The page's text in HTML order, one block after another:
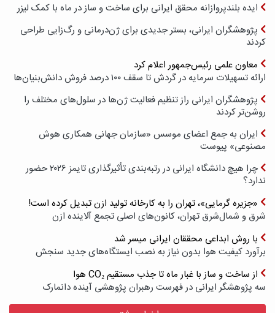
ایده بلندپروازانه محقق ایرانی برای ساخت و ساز در ماه با کمک لیزر
پژوهشگران ایرانی، بستر جدیدی برای ژن‌درمانی و رگ‌زایی طراحی
کردند
معاون علمی رئیس‌جمهور اعلام کرد
ارائه تسهیلات سرمایه در گردش تا سقف ۱۰۰ درصد فروش دانش‌بنیان‌ها
پژوهشگران ایرانی راز تنظیم فعالیت ژن‌ها در سلول‌های مختلف را
روشن‌تر کردند
ایران به جمع اعضای موسس «سازمان جهانی همکاری هوش
مصنوعی» پیوست
چرا هیچ دانشگاه ایرانی در رتبه‌بندی تأثیرگذاری تایمز ۲۰۲۶ حضور
ندارد؟
«جزیره گرمایی»، تهران را به کارخانه تولید ازن تبدیل کرده است!
شرق و شمال‌شرق تهران، کانون‌های اصلی تجمع آلاینده ازن
با روش ابداعی محققان ایرانی میسر شد
برآورد کیفیت هوا بدون نیاز به نصب ایستگاه‌های جدید سنجش
از ساخت و ساز با غبار ماه تا جذب مستقیم CO₂ هوا
سه پژوهشگر ایرانی در فهرست رهبران پژوهشی آینده دانمارک